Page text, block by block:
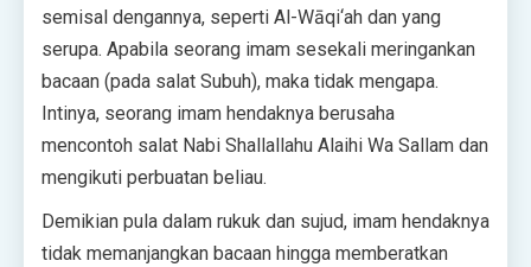
semisal dengannya, seperti Al-Wāqi‘ah dan yang
serupa. Apabila seorang imam sesekali meringankan
bacaan (pada salat Subuh), maka tidak mengapa.
Intinya, seorang imam hendaknya berusaha
mencontoh salat Nabi Shallallahu Alaihi Wa Sallam dan
mengikuti perbuatan beliau.
Demikian pula dalam rukuk dan sujud, imam hendaknya
tidak memanjangkan bacaan hingga memberatkan